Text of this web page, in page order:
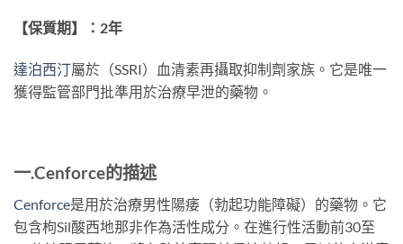
【保質期】：2年
達泊西汀屬於（SSRI）血清素再攝取抑制劑家族。它是唯一
獲得監管部門批準用於治療早泄的藥物。
一.Cenforce的描述
Cenforce是用於治療男性陽痿（勃起功能障礙）的藥物。它
包含枸Sil酸西地那非作為活性成分。在進行性活動前30至